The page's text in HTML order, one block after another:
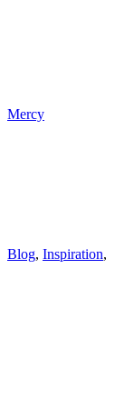
Mercy
Blog, Inspiration,